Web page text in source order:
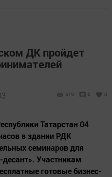
ДК пройдет
619 0 0
Татарстан 04
в здании РДК
семинаров для
Участникам
готовые бизнес-